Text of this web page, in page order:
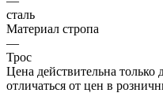
сталь
Материал стропа
—
Трос
Цена действительна только
отличаться от цен в